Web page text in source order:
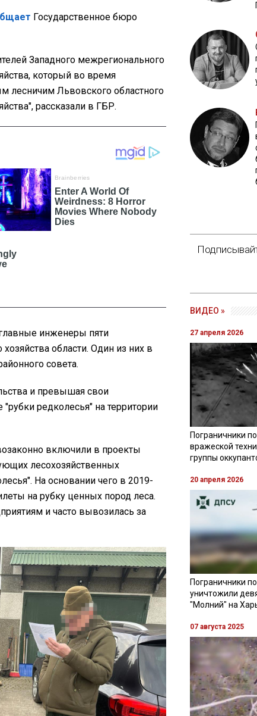
Государственное бюро
Западного межрегионального
который во время
лесничим Львовского областного
рассказали в ГБР.
инженеры пяти
области. Один из них в
совета.
и превышая свои
редколесья" на территории
включили в проекты
лесохозяйственных
На основании чего в 2019-
на рубку ценных пород леса.
и часто вывозилась за
ВИДЕО »
27 апреля 2026
Пограничники
вражеской
группы
20 апреля 2026
Пограничники
уничтожили
"Молний" на
07 августа 2025